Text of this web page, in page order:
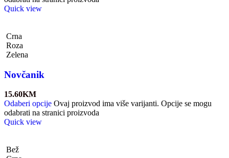
Quick view
Crna
Roza
Zelena
Novčanik
15.60KM
Odaberi opcije Ovaj proizvod ima više varijanti. Opcije se mogu
odabrati na stranici proizvoda
Quick view
Bež